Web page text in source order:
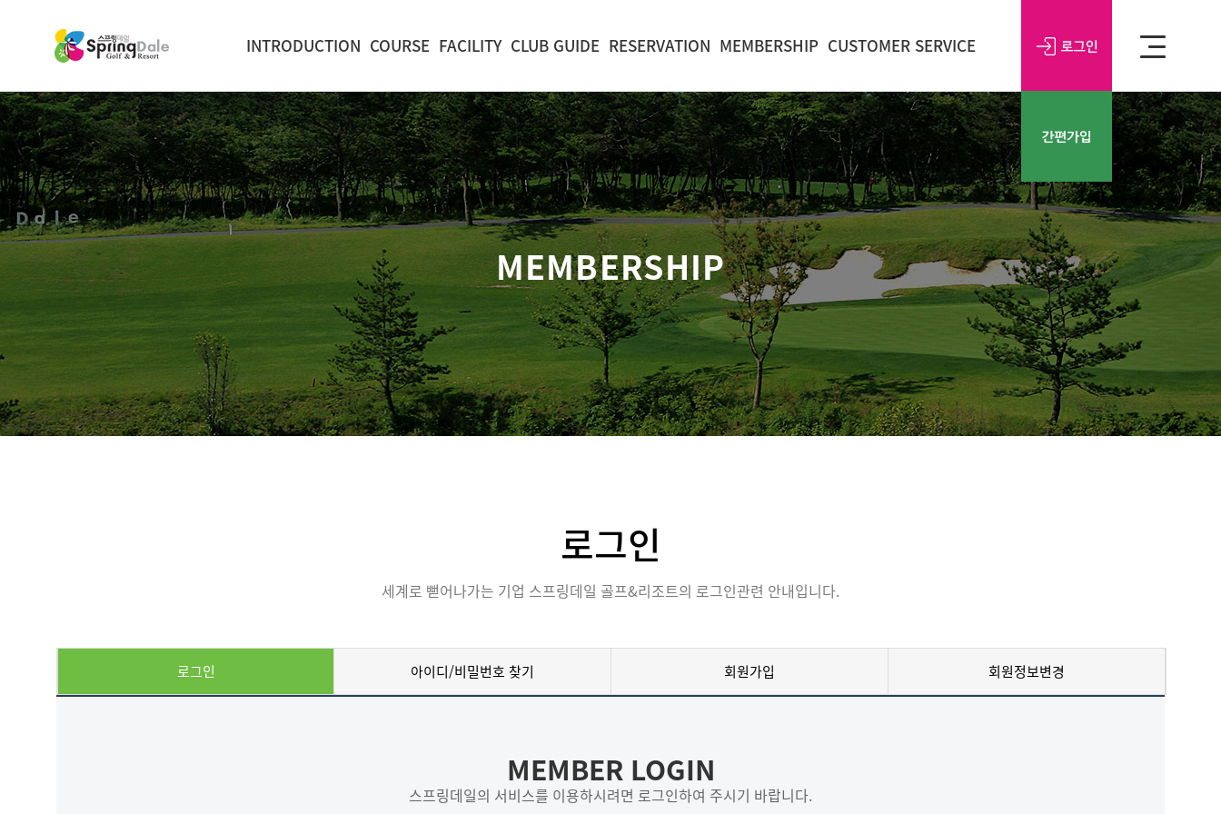
INTRODUCTION COURSE FACILITY CLUB GUIDE RESERVATION MEMBERSHIP CUSTOMER SERVICE
MEMBERSHIP
로그인
세계로 뻗어나가는 기업 스프링데일 골프&리조트의 로그인관련 안내입니다.
로그인 아이디/비밀번호 찾기 회원가입 회원정보변경
MEMBER LOGIN
스프링데일의 서비스를 이용하시려면 로그인하여 주시기 바랍니다.